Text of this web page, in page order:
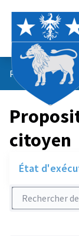
Propositions du
citoyen
État
Rechercher des